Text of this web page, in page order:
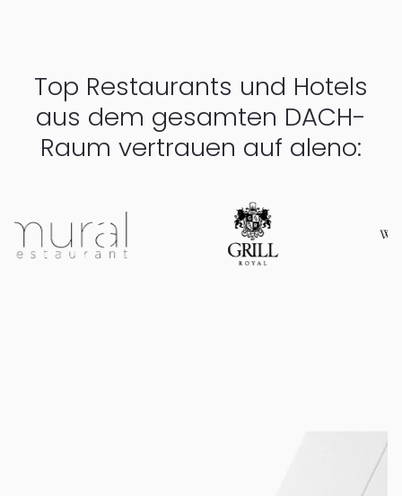
Top Restaurants und Hotels
aus dem gesamten DACH-
Raum vertrauen auf aleno: